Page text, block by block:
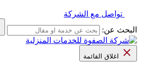
تواصل مع الشركة
البحث عن:
اغلاق القائمة